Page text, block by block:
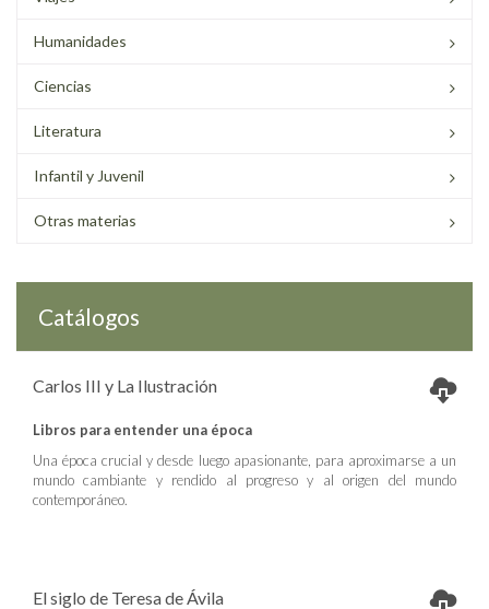
Humanidades
Ciencias
Literatura
Infantil y Juvenil
Otras materias
Catálogos
Carlos III y La Ilustración
Libros para entender una época
Una época crucial y desde luego apasionante, para aproximarse a un
mundo cambiante y rendido al progreso y al origen del mundo
contemporáneo.
El siglo de Teresa de Ávila